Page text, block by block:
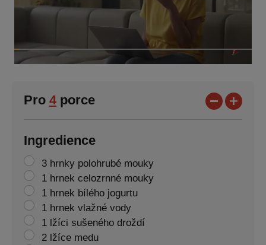
Pro 4 porce
Ingredience
3 hrnky polohrubé mouky
1 hrnek celozrnné mouky
1 hrnek bílého jogurtu
1 hrnek vlažné vody
1 lžíci sušeného droždí
2 lžíce medu